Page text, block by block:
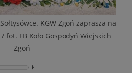
KGW Zgoń zaprasza na
fot. FB Koło Gospodyń Wiejskich
Zgoń
⏵︎